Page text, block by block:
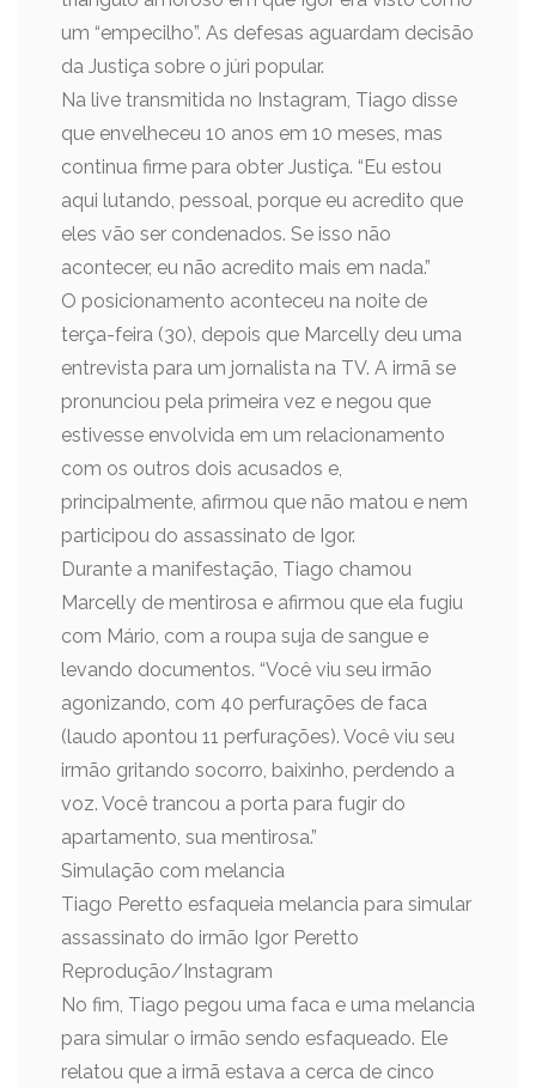
um “empecilho”. As defesas aguardam decisão
da Justiça sobre o júri popular.
Na live transmitida no Instagram, Tiago disse
que envelheceu 10 anos em 10 meses, mas
continua firme para obter Justiça. “Eu estou
aqui lutando, pessoal, porque eu acredito que
eles vão ser condenados. Se isso não
acontecer, eu não acredito mais em nada.”
O posicionamento aconteceu na noite de
terça-feira (30), depois que Marcelly deu uma
entrevista para um jornalista na TV. A irmã se
pronunciou pela primeira vez e negou que
estivesse envolvida em um relacionamento
com os outros dois acusados e,
principalmente, afirmou que não matou e nem
participou do assassinato de Igor.
Durante a manifestação, Tiago chamou
Marcelly de mentirosa e afirmou que ela fugiu
com Mário, com a roupa suja de sangue e
levando documentos. “Você viu seu irmão
agonizando, com 40 perfurações de faca
(laudo apontou 11 perfurações). Você viu seu
irmão gritando socorro, baixinho, perdendo a
voz. Você trancou a porta para fugir do
apartamento, sua mentirosa.”
Simulação com melancia
Tiago Peretto esfaqueia melancia para simular
assassinato do irmão Igor Peretto
Reprodução/Instagram
No fim, Tiago pegou uma faca e uma melancia
para simular o irmão sendo esfaqueado. Ele
relatou que a irmã estava a cerca de cinco